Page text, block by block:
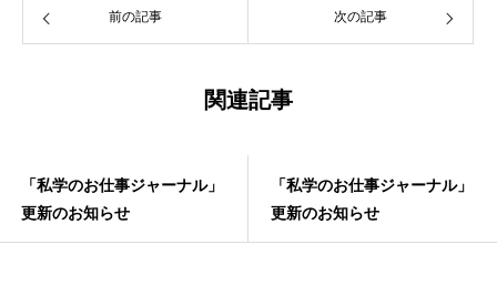
前の記事 次の記事
関連記事
「私学のお仕事ジャーナル」
更新のお知らせ
「私学のお仕事ジャーナル」
更新のお知らせ